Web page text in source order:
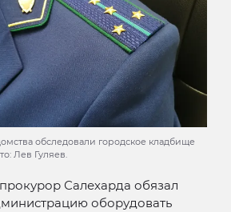
обследовали городское кладбище
Лев Гуляев.
Салехарда обязал
оборудовать